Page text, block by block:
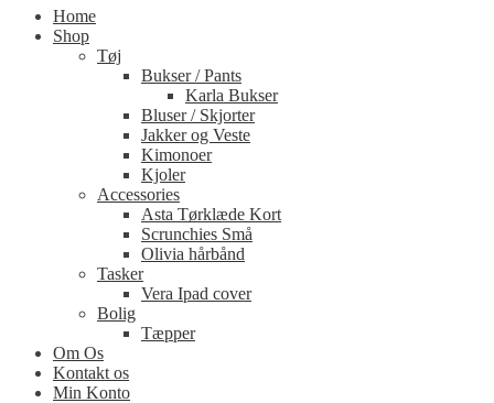
Home
Shop
Tøj
Bukser / Pants
Karla Bukser
Bluser / Skjorter
Jakker og Veste
Kimonoer
Kjoler
Accessories
Asta Tørklæde Kort
Scrunchies Små
Olivia hårbånd
Tasker
Vera Ipad cover
Bolig
Tæpper
Om Os
Kontakt os
Min Konto